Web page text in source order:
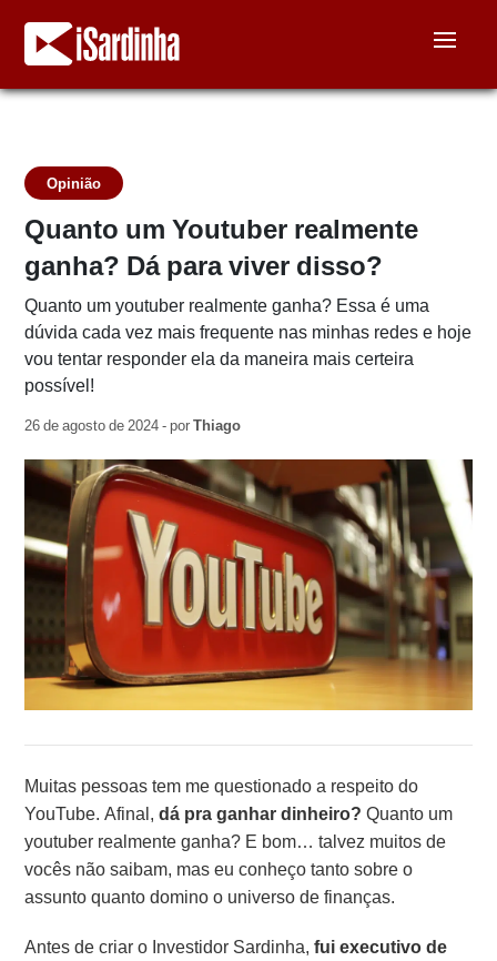
Opinião
Quanto um Youtuber realmente
ganha? Dá para viver disso?
Quanto um youtuber realmente ganha? Essa é uma
dúvida cada vez mais frequente nas minhas redes e hoje
vou tentar responder ela da maneira mais certeira
possível!
26 de agosto de 2024 - porThiago
Muitas pessoas tem me questionado a respeito do
YouTube. Afinal, dá pra ganhar dinheiro? Quanto um
youtuber realmente ganha? E bom… talvez muitos de
vocês não saibam, mas eu conheço tanto sobre o
assunto quanto domino o universo de finanças.
Antes de criar o Investidor Sardinha, fui executivo de